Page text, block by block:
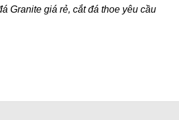
Granite giá rẻ, cắt đá thoe yêu cầu